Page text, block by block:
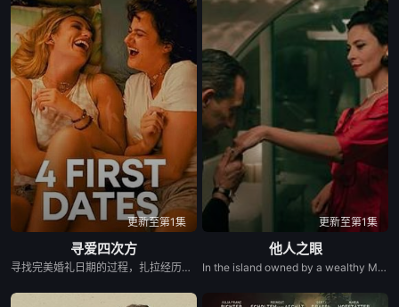
更新至第1集
寻爱四次方
寻找完美婚礼日期的过程，扎拉经历了一连串的冒险——并走向了她未曾预料的爱情。
更新至第1集
他人之眼
In the island owned by a wealthy Marquis, Elena&#39;s arrival marks the beginning of a passionate love affair. Soon erotic play unfolds into obsession.